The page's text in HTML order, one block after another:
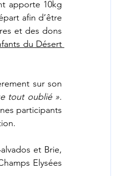
apporte 10kg
afin d’être
et des dons
sur son
tout oublié ».
participants
et Brie,
Elysées